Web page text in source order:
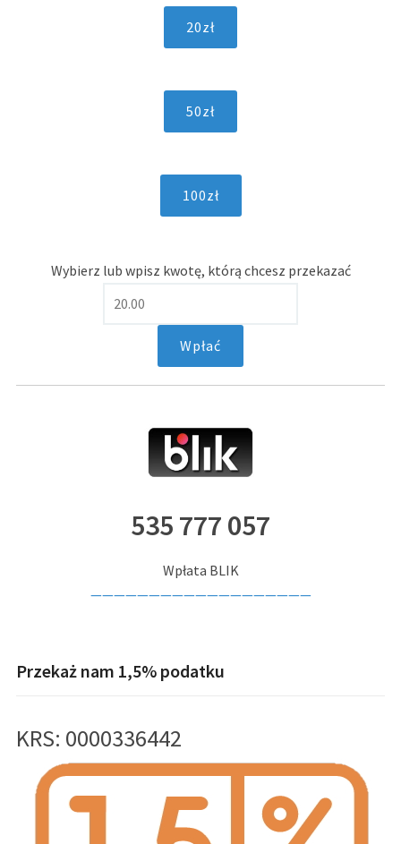
Wybierz lub wpisz kwotę, którą chcesz przekazać
535 777 057
Wpłata BLIK
———————————————————
Przekaż nam 1,5% podatku
KRS: 0000336442